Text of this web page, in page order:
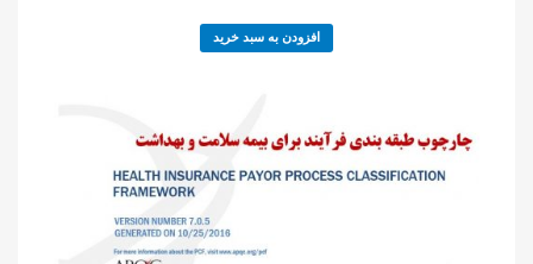
افزودن به سبد خرید